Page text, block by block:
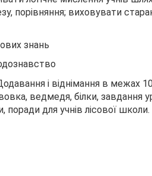
порівняння; виховувати
знань
і віднімання в межах
ведмедя, білки, завдання
поради для учнів лісової школи.